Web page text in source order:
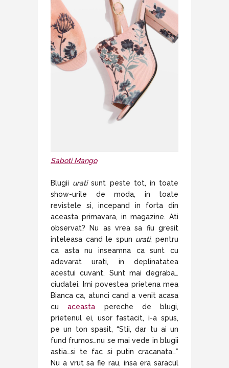
Saboti Mango
Blugii uratisunt peste tot, in toate
show-urile de moda, in toate
revistele si, incepand in forta din
aceasta primavara, in magazine. Ati
observat? Nu as vrea sa fiu gresit
inteleasa cand le spun urati, pentru
ca asta nu inseamna ca sunt cu
adevarat urati, in deplinatatea
acestui cuvant. Sunt mai degraba…
ciudatei. Imi povestea prietena mea
Bianca ca, atunci cand a venit acasa
cuaceasta pereche de blugi,
prietenul ei, usor fastacit, i-a spus,
pe un ton spasit, “Stii, dar tu ai un
fund frumos…nu se mai vede in blugii
astia…si te fac si putin cracanata…”
Nu a vrut sa fie rau, insa era saracul